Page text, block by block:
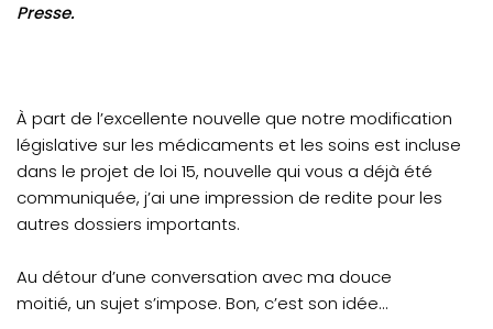
Presse.
À part de l’excellente nouvelle que notre modification
législative sur les médicaments et les soins est incluse
dans le projet de loi 15, nouvelle qui vous a déjà été
communiquée, j’ai une impression de redite pour les
autres dossiers importants.
Au détour d’une conversation avec ma douce
moitié, un sujet s’impose. Bon, c’est son idée...